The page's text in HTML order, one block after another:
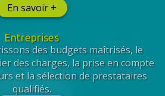
En savoir +
Entreprises
des budgets maîtrisés, le
des charges, la prise en compte
et la sélection de prestataires
qualifiés.